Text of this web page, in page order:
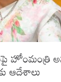
హోంమంత్రి
ఆదేశాలు